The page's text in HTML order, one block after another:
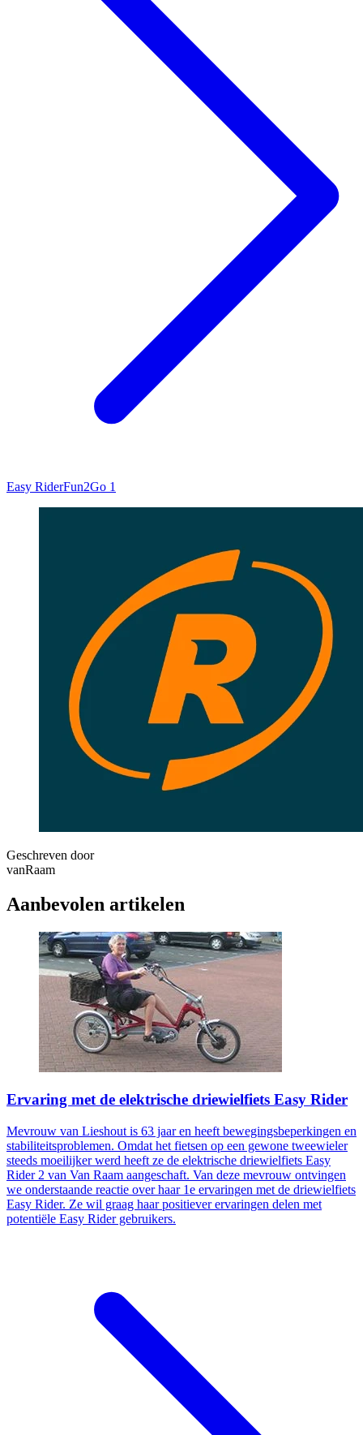
Easy RiderFun2Go 1
Geschreven door
vanRaam
Aanbevolen artikelen
Ervaring met de elektrische driewielfiets Easy Rider
Mevrouw van Lieshout is 63 jaar en heeft bewegingsbeperkingen en
stabiliteitsproblemen. Omdat het fietsen op een gewone tweewieler
steeds moeilijker werd heeft ze de elektrische driewielfiets Easy
Rider 2 van Van Raam aangeschaft. Van deze mevrouw ontvingen
we onderstaande reactie over haar 1e ervaringen met de driewielfiets
Easy Rider. Ze wil graag haar positiever ervaringen delen met
potentiële Easy Rider gebruikers.